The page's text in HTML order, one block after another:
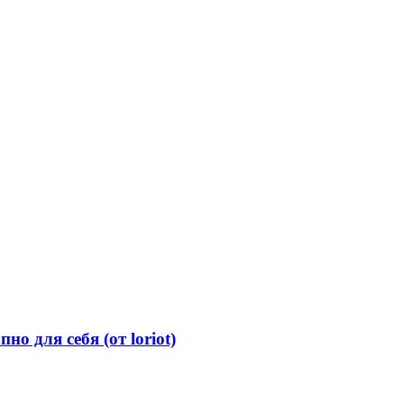
для себя (от loriot)